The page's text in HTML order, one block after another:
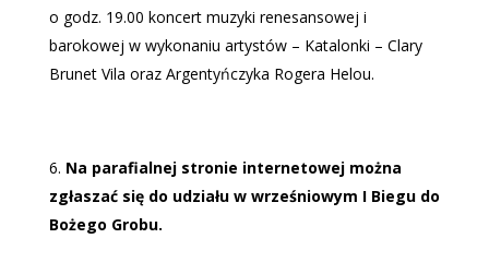
o godz. 19.00 koncert muzyki renesansowej i
barokowej w wykonaniu artystów – Katalonki – Clary
Brunet Vila oraz Argentyńczyka Rogera Helou.
Na parafialnej stronie internetowej można
zgłaszać się do udziału w wrześniowym I Biegu do
Bożego Grobu.